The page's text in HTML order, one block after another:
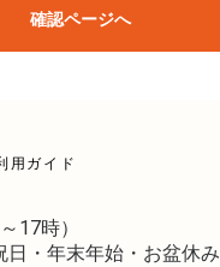
確認ページへ
用ガイド
17時）
日・年末年始・お盆休み